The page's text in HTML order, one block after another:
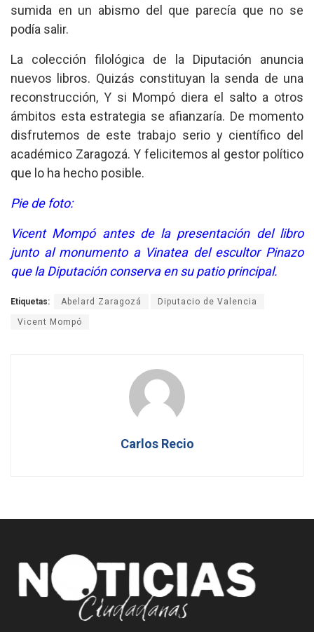
sumida en un abismo del que parecía que no se
podía salir.
La colección filológica de la Diputación anuncia
nuevos libros. Quizás constituyan la senda de una
reconstrucción, Y si Mompó diera el salto a otros
ámbitos esta estrategia se afianzaría. De momento
disfrutemos de este trabajo serio y científico del
académico Zaragozá. Y felicitemos al gestor político
que lo ha hecho posible.
Pie de foto:
Vicent Mompó antes de la presentación del libro
junto al monumento a Vinatea del escultor Pinazo
que la Diputación conserva en su patio principal.
Etiquetas: Abelard Zaragozá Diputacio de Valencia
Vicent Mompó
Carlos Recio